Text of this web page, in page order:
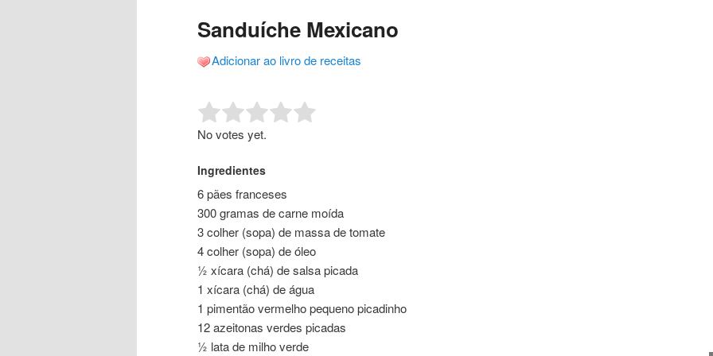
conteúdo
conteúdo
Sanduíche Mexicano
Adicionar ao livro de receitas
Rate this item:
No votes yet.
Ingredientes
6 pães franceses
300 gramas de carne moída
3 colher (sopa) de massa de tomate
4 colher (sopa) de óleo
½ xícara (chá) de salsa picada
1 xícara (chá) de água
1 pimentão vermelho pequeno picadinho
12 azeitonas verdes picadas
½ lata de milho verde